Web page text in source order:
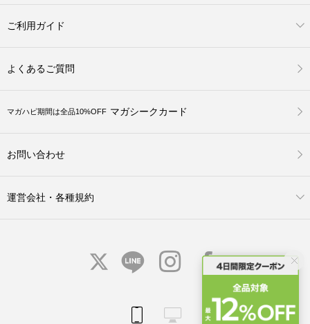
ご利用ガイド
よくあるご質問
マガハピ期間は全品10%OFF マガシークカード
お問い合わせ
運営会社・各種規約